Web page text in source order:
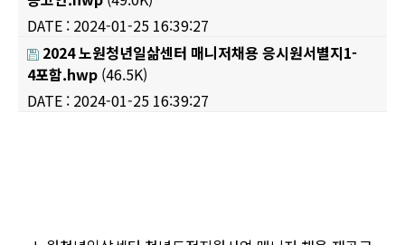
DATE : 2024-01-25 16:39:27
2024 노원청년일삶센터 매니저채용 응시원서별지1-
4포함.hwp (46.5K)
DATE : 2024-01-25 16:39:27